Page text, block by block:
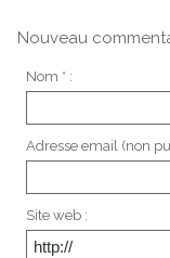
Nouveau
Nom * :
Adresse email (non
Site web :